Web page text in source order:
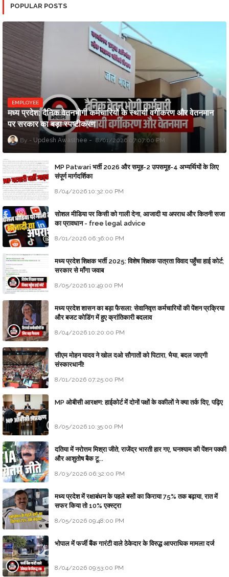
POPULAR POSTS
EMPLOYEE
मध्य प्रदेश: दैनिक वेतनभोगी कर्मचारियों के स्थायी वर्गीकरण और वेतनमान
पर सरकार का बड़ा स्पष्टीकरण
Updesh Awasthee 8/01/2026 07:07:00 PM
MP Patwari भर्ती 2026 और समूह-2 उपसमूह-4 अभ्यर्थियों के लिए
संपूर्ण मार्गदर्शिका
8/04/2026 10:32:00 PM
सोशल मीडिया पर किसी को गाली देना, आजादी या अपराध और कितनी सजा
का प्रावधान - free legal advice
8/01/2026 06:36:00 PM
मध्य प्रदेश शिक्षक भर्ती 2025: विशेष शिक्षक पात्रता विवाद पहुँचा हाई कोर्ट;
सरकार से माँगा जवाब
8/05/2026 10:49:00 PM
मध्य प्रदेश शासन का बड़ा फैसला: सेवानिवृत्त कर्मचारियों की पेंशन प्रक्रिया
और बजट कोडिंग में हुए क्रांतिकारी बदलाव
8/04/2026 10:20:00 PM
सीएम मोहन यादव ने खोल दओ सौगातों को पिटारा, भैया, बदल जाएगी
संस्कारधानी!
8/01/2026 07:25:00 PM
MP ओबीसी आरक्षण: हाईकोर्ट में दोनों पक्षों के वकीलों ने क्या तर्क दिए, पढ़िए
8/05/2026 10:35:00 PM
दतिया में नरोत्तम मिश्रा जीते, राजेंद्र भारती हार गए, घनश्याम की पेंशन पक्की
और आशुतोष बैक टू...
8/03/2026 06:32:00 PM
मध्य प्रदेश में रक्षाबंधन के पहले बसों का किराया 75% तक बढ़ाया, रात में
सफर किया तो 10% एक्स्ट्रा
8/05/2026 09:48:00 PM
भोपाल में फर्जी बैंक गारंटी वाले ठेकेदार के विरुद्ध आपराधिक मामला दर्ज
8/04/2026 09:53:00 PM